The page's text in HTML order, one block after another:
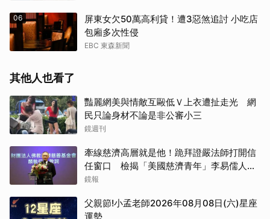
06
屏東女欠50萬高利貸！遭3惡煞追討 小吃店
包廂多次性侵
EBC 東森新聞
其他人也看了
豔麗網美與情敵互毆低Ｖ上衣遭扯走光 網
民只論身材不論是非公審小三
鏡週刊
牽線慈濟高層就是他！跪拜證嚴法師打開信
任窗口 檢揭「美國慈濟青年」李易儒人脈
網絡
鏡報
父親節!小孟老師2026年08月08日(六)星座
運勢